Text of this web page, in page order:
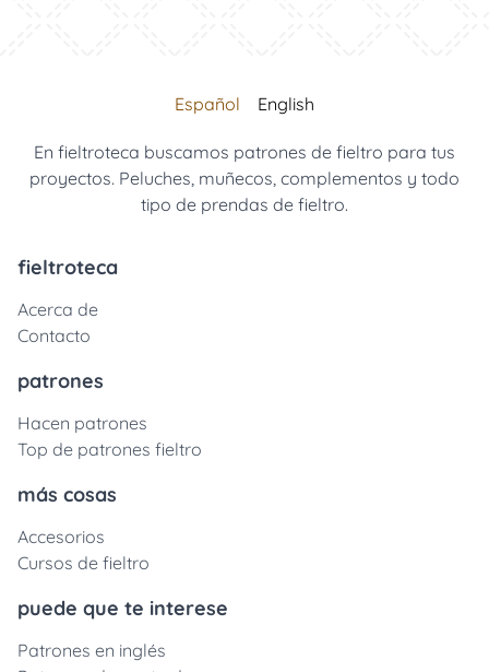
Español English
En fieltroteca buscamos patrones de fieltro para tus
proyectos. Peluches, muñecos, complementos y todo
tipo de prendas de fieltro.
fieltroteca
Acerca de
Contacto
patrones
Hacen patrones
Top de patrones fieltro
más cosas
Accesorios
Cursos de fieltro
puede que te interese
Patrones en inglés